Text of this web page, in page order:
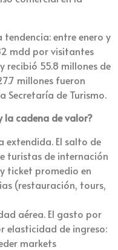
entre enero y
mdd por visitantes
recibió 55.8 millones de
millones fueron
Secretaría de Turismo.
la cadena de valor?
El salto de
turistas de internación
ticket promedio en
(restauración, tours,
aérea. El gasto por
elasticidad de ingreso:
markets